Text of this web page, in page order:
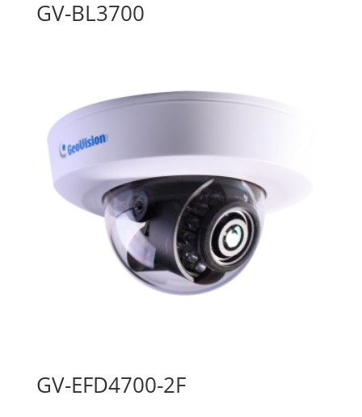
GV-BL3700
GV-EFD4700-2F